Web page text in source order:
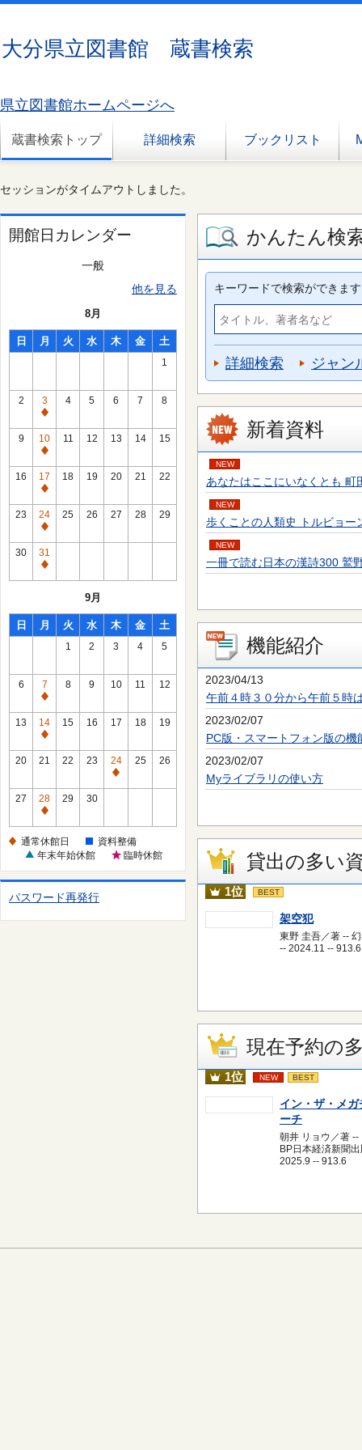
大分県立図書館 蔵書検索
県立図書館ホームページへ
蔵書検索トップ 詳細検索 ブックリスト
セッションがタイムアウトしました。
開館日カレンダー
一般
他を見る
8月
日 月 火 水 木 金 土
1
2
3
通
常
休
館
日
4 5 6 7 8
9
10
通
常
休
館
日
11 12 13 14 15
16
17
通
常
休
館
日
18 19 20 21 22
23
24
通
常
休
館
25 26 27 28 29
30
31
通
館
日
9月
日 月 火 水 木 金 土
1 2 3 4 5
6
7
通
常
休
館
8 9 10 11 12
13
14
通
常
館
日
15 16 17 18 19
20 21 22 23
24
通
館
日
25 26
27
28
通
休
日
29 30
通常休館日
資料整備
年末年始休館
臨時休館
パスワード再発行
かんたん検
キーワードで検索ができます
詳細検索 ジャン
新着資料
NEW
あなたはここにいなくとも
NEW
歩くことの人類史 トルビョ
NEW
一冊で読む日本の漢詩300 鷲
機能紹介
2023/04/13
午前４時３０分から午前５時
2023/02/07
PC版・スマートフォン版の機
2023/02/07
Myライブラリの使い方
貸出の多い
1位 BEST
架空犯
東野 圭吾／著 --
-- 2024.11 -- 913.6
現在予約の
1位 NEW BEST
イン・ザ・メガ
ーチ
朝井 リョウ／著 --
BP日本経済新聞
2025.9 -- 913.6